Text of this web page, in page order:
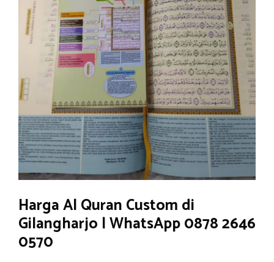
Harga Al Quran Custom di
Gilangharjo | WhatsApp 0878 2646
0570